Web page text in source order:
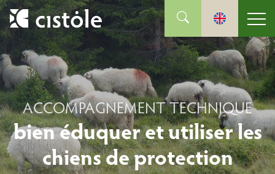
ACCOMPAGNEMENT TECHNIQUE
bien éduquer et utiliser les
chiens de protection